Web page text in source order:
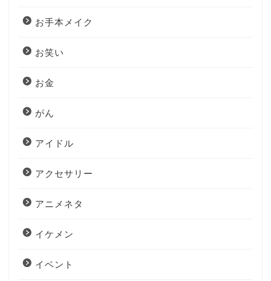
お手本メイク
お笑い
お金
がん
アイドル
アクセサリー
アニメネタ
イケメン
イベント